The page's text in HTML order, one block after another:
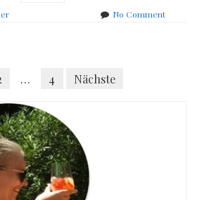
No Commenton
… 4 Nächste